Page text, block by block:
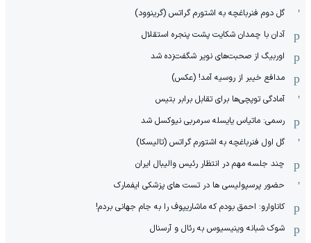
گل دوم فنرباغچه به اشتورم گراتس (گرینوود)
آدان با چمدان شکایت پشت پنجره استقلال
اوربیگ از صحبت‌های نویر شگفت‌زده شد
مدافع خیبر از روسیه آمد! (عکس)
آمادگی توپچی‌ها برای تقابل برابر بتیس
رسمی: ماتیاس یایسله سرمربی نیوکسل شد
گل اول فنرباغچه به اشتورم گراتس (تالیسکا)
چند جلسه مهم در انتظار رئیس والیبال ایران
حضور پرسپولیسی ها در تست های پزشکی ایفمارک
کاناوارو: احمق بودم که ماشاریپوف را به جام جهانی بردم!
شوک شبانه وینیسیوس به رئال و آرسنال